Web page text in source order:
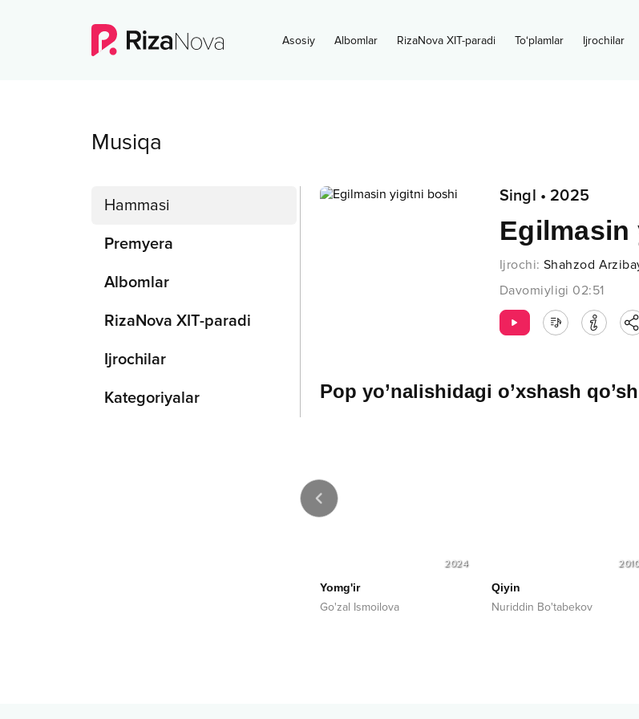
Asosiy Albomlar RizaNova XIT-paradi To‘plamlar Ijrochilar
Musiqa
Hammasi
Premyera
Albomlar
RizaNova XIT-paradi
Ijrochilar
Kategoriyalar
Singl • 2025
Ijrochi: Shahzod
Davomiyligi 02:51
Pop yo’nalishidagi o’xshash
2024
Yomg'ir
Go'zal Ismoilova
2010
Qiyin
Nuriddin Bo'tabekov